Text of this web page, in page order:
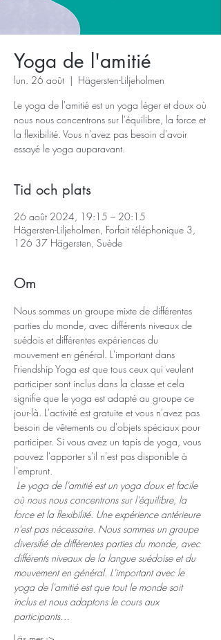
Yoga de l'amitié
lun. 26 août
  |
Hägersten-Liljeholmen
Le yoga de l'amitié est un yoga léger et doux où
nous nous concentrons sur l'équilibre, la force et
la flexibilité. Vous n'avez pas besoin d'avoir
essayé le yoga auparavant.
Tid och plats
26 août 2024, 19:15 – 20:15
Hägersten-Liljeholmen, Forfait téléphonique 3,
126 37 Hägersten, Suède
Om
Nous sommes un groupe mixte de différentes
parties du monde, avec différents niveaux de
suédois et différentes expériences du
mouvement en général. L'important dans
Friendship Yoga est que tous ceux qui veulent
participer sont inclus dans la classe et cela
signifie que le yoga est adapté au groupe ce
jour-là. L'activité est gratuite et vous n'avez pas
besoin de vêtements ou d'objets spéciaux pour
participer. Si vous avez un tapis de yoga, vous
pouvez l'apporter s'il n'est pas disponible à
l'emprunt.
Le yoga de l'amitié est un yoga doux et facile
où nous nous concentrons sur l'équilibre, la
force et la flexibilité. Une expérience antérieure
n'est pas nécessaire. Nous sommes un groupe
diversifié de différentes parties du monde, avec
différents niveaux de la langue suédoise et du
mouvement en général. L'important avec le
yoga de l'amitié est que tout le monde soit
inclus et nous adaptons le cours aux
participants…